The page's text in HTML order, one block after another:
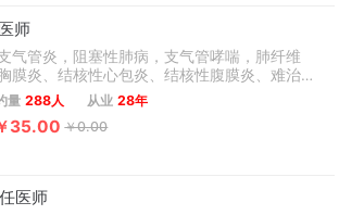
师
气管炎，阻塞性肺病，支气管哮喘，肺纤维
膜炎、结核性心包炎、结核性腹膜炎、难治性
瘤和呼吸道疑难病症的治疗和鉴别诊断。
量 288人 从业 28年
35.00 ￥0.00
医师